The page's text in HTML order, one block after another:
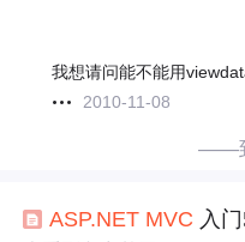
我想请问能不能用
2010-11-08
——
ASP.NET MVC 入